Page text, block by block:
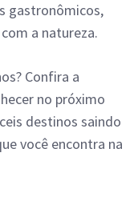
gastronômicos,
a natureza.
Confira a
no próximo
destinos saindo
você encontra na